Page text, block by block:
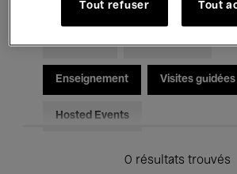
Pour tous Kids’ Palace
Enseignement Visites guidées
Hosted Events
0 résultats trouvés
Tout refuser Tout